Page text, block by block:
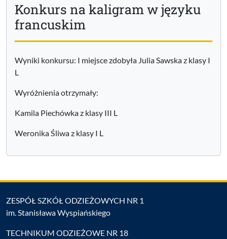
Konkurs na kaligram w języku
francuskim
Wyniki konkursu: I miejsce zdobyła Julia Sawska z klasy I
L
Wyróżnienia otrzymały:
Kamila Piechówka z klasy III L
Weronika Śliwa z klasy I L
ZESPÓŁ SZKÓŁ ODZIEŻOWYCH NR 1
im. Stanisława Wyspiańskiego
TECHNIKUM ODZIEŻOWE NR 18